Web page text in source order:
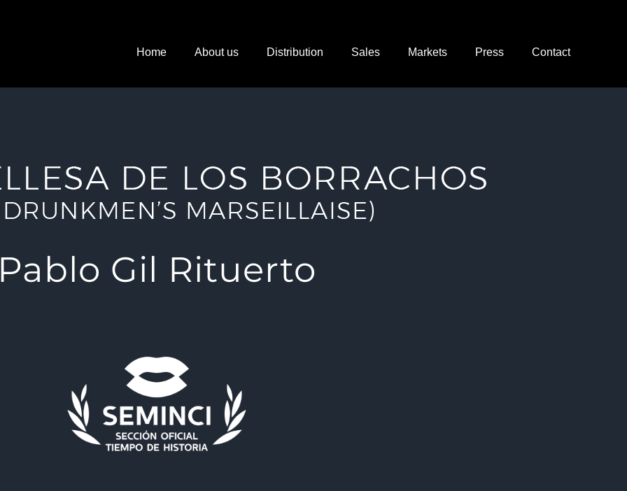
Home About us Distribution Sales Markets Press Contact
Gil Rituerto